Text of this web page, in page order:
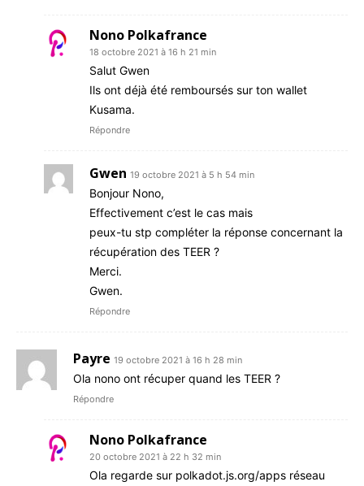
Nono Polkafrance
18 octobre 2021 à 16 h 21 min
Salut Gwen
Ils ont déjà été remboursés sur ton wallet
Kusama.
Répondre
Gwen 19 octobre 2021 à 5 h 54 min
Bonjour Nono,
Effectivement c’est le cas mais
peux-tu stp compléter la réponse concernant la
récupération des TEER ?
Merci.
Gwen.
Répondre
Payre 19 octobre 2021 à 16 h 28 min
Ola nono ont récuper quand les TEER ?
Répondre
Nono Polkafrance
20 octobre 2021 à 22 h 32 min
Ola regarde sur polkadot.js.org/apps réseau